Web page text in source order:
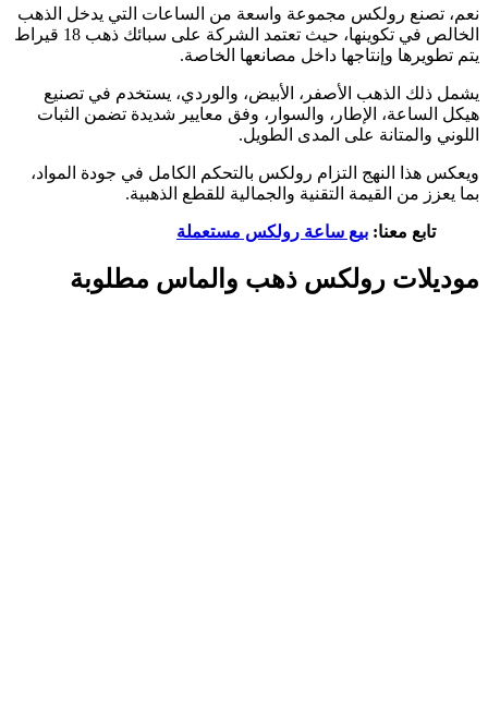
نعم، تصنع رولكس مجموعة واسعة من الساعات التي يدخل الذهب
الخالص في تكوينها، حيث تعتمد الشركة على سبائك ذهب 18 قيراط
يتم تطويرها وإنتاجها داخل مصانعها الخاصة.
يشمل ذلك الذهب الأصفر، الأبيض، والوردي، يستخدم في تصنيع
هيكل الساعة، الإطار، والسوار، وفق معايير شديدة تضمن الثبات
اللوني والمتانة على المدى الطويل.
ويعكس هذا النهج التزام رولكس بالتحكم الكامل في جودة المواد،
بما يعزز من القيمة التقنية والجمالية للقطع الذهبية.
تابع معنا: بيع ساعة رولكس مستعملة
موديلات رولكس ذهب والماس مطلوبة